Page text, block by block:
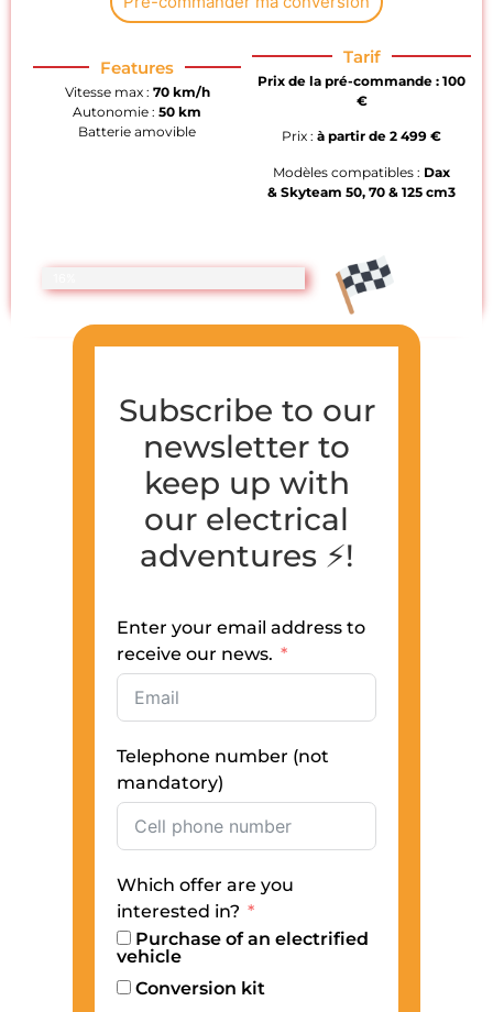
Features
Vitesse max : 70 km/h
Autonomie :50 km
Batterie amovible
Tarif
Prix de la pré-commande : 100
€
Prix :à partir de2 499 €
Modèles compatibles : Dax
&Skyteam 50, 70 & 125 cm3
Subscribe to our
newsletter to
keep up with
our electrical
adventures ⚡️!
Enter your email address to
receive our news.
Telephone number (not
mandatory)
Which offer are you
interested in?
Purchase of an electrified
vehicle
Conversion kit